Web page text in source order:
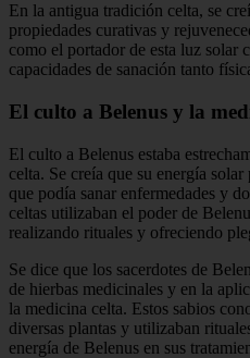
En la antigua tradición celta, se
propiedades curativas y
como el portador de esta luz solar
capacidades de sanación tanto
El culto a Belenus y la
El culto a Belenus estaba
celta. Se creía que su energía
que podía sanar enfermedades y
celtas utilizaban el poder de
realizando rituales y ofreciendo
Se dice que los sacerdotes de
de hierbas medicinales y en la
la medicina celta. Estos sabios
diversas plantas y utilizaban
energía de Belenus en sus